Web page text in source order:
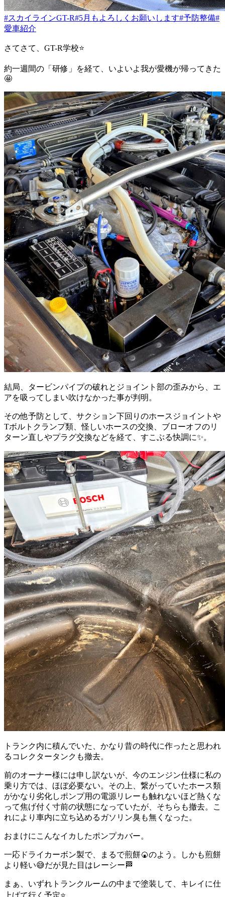
#スカイラインGT-R#5月もよろしくお願いします#予防整備#
愛車紹介
さてさて、GT-R学校⭐️
約一週間の「研修」を経て、いよいよ我が愛機が帰ってきた
🤩
結局、タービンパイプの破れとジョイント部の歪みから、エ
アを吸ってしまい吹けなかった事が判明。
その他予防として、サクション下回りのホースジョイントや
Tボルトクランプ類、怪しいホースの交換、ブローオフのリ
ターン直しやプラグ交換などを経て、すこぶる快調に✨。
トランク内に積んでいた、かなり昔の時代に作ったと思われ
るコレクタータンクも撤去。
前のオーナー様には申し訳ないが、今のエンジン仕様に私の
乗り方では、ほぼ必要ない。その上、繋がっていたホース類
がかなり劣化しポンプ用の電源リレーも触れないほど熱くな
って焦げ付く寸前の状態になっていたが、そちらも撤去。こ
れにより車内に立ち込めるガソリン臭も無くなった。
おまけにこんなイカしたポンプカバー。
一応ドライカーボン製で、まるで煎餅🍘のよう。しかも煎餅
より軽い😅だが見た目はレーシー🏁
まぁ、いずれトランクルームの中まで塗装して、キレイに仕